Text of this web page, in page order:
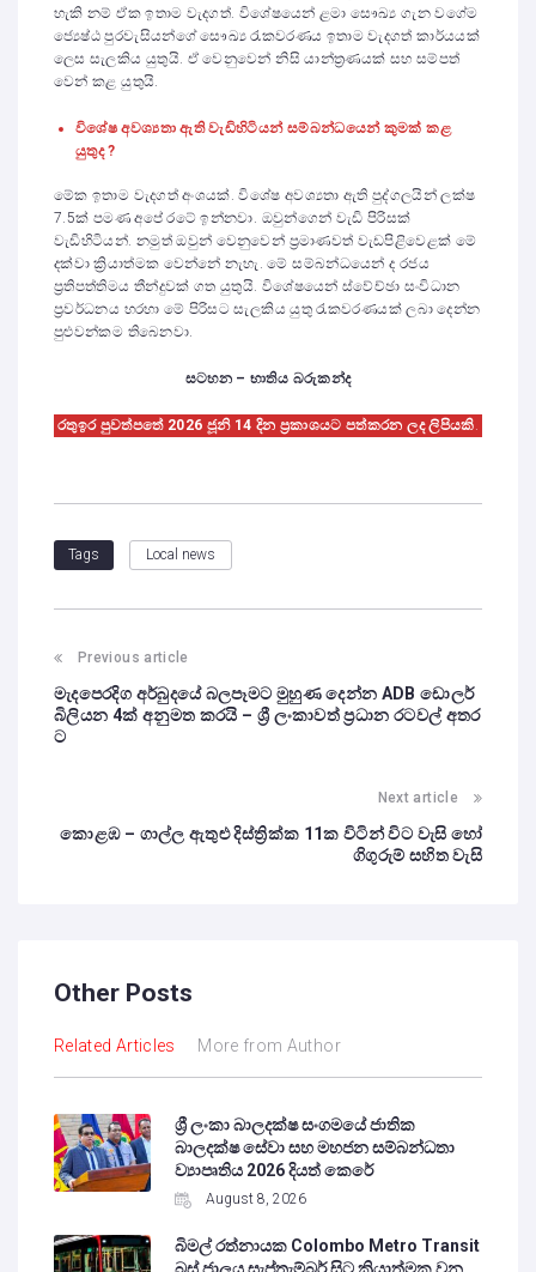
හැකි නම් ඒක ඉතාම වැදගත්. විශේෂයෙන් ළමා සෞඛ්‍ය ගැන වගේම
ජ්‍යෙෂ්ඨ පුරවැසියන්ගේ සෞඛ්‍ය රැකවරණය ඉතාම වැදගත් කාර්යයක්
ලෙස සැලකිය යුතුයි. ඒ වෙනුවෙන් නිසි යාන්ත්‍රණයක් සහ සම්පත්
වෙන් කළ යුතුයි.
විශේෂ අවශ්‍යතා ඇති වැඩිහිටියන් සම්බන්ධයෙන් කුමක් කළ
යුතුද ?
මේක ඉතාම වැදගත් අංශයක්. විශේෂ අවශ්‍යතා ඇති පුද්ගලයින් ලක්ෂ
7.5ක් පමණ අපේ රටේ ඉන්නවා. ඔවුන්ගෙන් වැඩි පිරිසක්
වැඩිහිටියන්. නමුත් ඔවුන් වෙනුවෙන් ප්‍රමාණවත් වැඩපිළිවෙළක් මේ
දක්වා ක්‍රියාත්මක වෙන්නේ නැහැ. මේ සම්බන්ධයෙන් ද රජය
ප්‍රතිපත්තිමය තීන්දුවක් ගත යුතුයි. විශේෂයෙන් ස්වේච්ඡා සංවිධාන
ප්‍රවර්ධනය හරහා මේ පිරිසට සැලකිය යුතු රැකවරණයක් ලබා දෙන්න
පුළුවන්කම තිබෙනවා.
සටහන – භාතිය බරුකන්ද
රතුඉර පුවත්පතේ 2026 ජූනි 14 දින ප්‍රකාශයට පත්කරන ලද ලිපියකි
Tags Local news
Previous article
මැදපෙරදිග අර්බුදයේ බලපෑමට මුහුණ දෙන්න ADB ඩොලර්
බිලියන 4ක් අනුමත කරයි – ශ්‍රී ලංකාවත් ප්‍රධාන රටවල් අතර
ට
Next article
කොළඹ – ගාල්ල ඇතුළු දිස්ත්‍රික්ක 11ක විටින් විට වැසි හෝ
ගිගුරුම් සහිත වැසි
Other Posts
Related Articles More from Author
ශ්‍රී ලංකා බාලදක්ෂ සංගමයේ ජාතික
බාලදක්ෂ සේවා සහ මහජන සම්බන්ධතා
ව්‍යාපෘතිය 2026 දියත් කෙරේ
August 8, 2026
බිමල් රත්නායක Colombo Metro Transit
බස් ජාලය සැප්තැම්බර් සිට ක්‍රියාත්මක වන